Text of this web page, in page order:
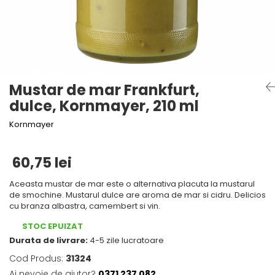
Mustar si specialitati din mustar
Alte tipuri de otet
preparate
Otet balsamic
Otet Weyers
Otet Wiberg Gastro
Piper
Frisca si smantana
Sare
Sare de mare din Franta / Italia /
Strecuratoare, site, spumiere
Razatoare, peelere, feliatoare
Forme de copt
Placi de taiere
Accesorii pentru patiserie
Manusi de bucatarie
Suporturi pentru oale
Capace pentru vase de gatit
Vase cu inductie
Seturi de oale si tigai
Mustar de mar Frankfurt,
dulce, Kornmayer, 210 ml
Kornmayer
60,75 lei
Aceasta mustar de mar este o alternativa placuta la mustarul
de smochine. Mustarul dulce are aroma de mar si cidru. Delicios
cu branza albastra, camembert si vin.
STOC EPUIZAT
Durata de livrare: 4-5 zile lucratoare
Cod Produs: 31324